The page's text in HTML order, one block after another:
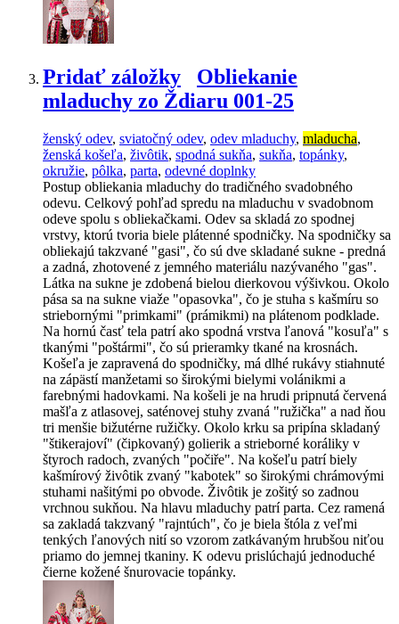
Pridať záložky
Obliekanie
mladuchy zo Ždiaru 001-25
ženský odev, sviatočný odev, odev mladuchy, mladucha,
ženská košeľa, živôtik, spodná sukňa, sukňa, topánky,
okružie, pôlka, parta, odevné doplnky
Postup obliekania mladuchy do tradičného svadobného
odevu. Celkový pohľad spredu na mladuchu v svadobnom
odeve spolu s obliekačkami. Odev sa skladá zo spodnej
vrstvy, ktorú tvoria biele plátenné spodničky. Na spodničky sa
obliekajú takzvané "gasi", čo sú dve skladané sukne - predná
a zadná, zhotovené z jemného materiálu nazývaného "gas".
Látka na sukne je zdobená bielou dierkovou výšivkou. Okolo
pása sa na sukne viaže "opasovka", čo je stuha s kašmíru so
striebornými "primkami" (prámikmi) na plátenom podklade.
Na hornú časť tela patrí ako spodná vrstva ľanová "kosuľa" s
tkanými "poštármi", čo sú prieramky tkané na krosnách.
Košeľa je zapravená do spodničky, má dlhé rukávy stiahnuté
na zápästí manžetami so širokými bielymi volánikmi a
farebnými hadovkami. Na košeli je na hrudi pripnutá červená
mašľa z atlasovej, saténovej stuhy zvaná "ružička" a nad ňou
tri menšie bižutérne ružičky. Okolo krku sa pripína skladaný
"štikerajoví" (čipkovaný) golierik a strieborné koráliky v
štyroch radoch, zvaných "počiře". Na košeľu patrí biely
kašmírový živôtik zvaný "kabotek" so širokými chrámovými
stuhami našitými po obvode. Živôtik je zošitý so zadnou
vrchnou sukňou. Na hlavu mladuchy patrí parta. Cez ramená
sa zakladá takzvaný "rajntúch", čo je biela štóla z veľmi
tenkých ľanových nití so vzorom zatkávaným hrubšou niťou
priamo do jemnej tkaniny. K odevu prislúchajú jednoduché
čierne kožené šnurovacie topánky.